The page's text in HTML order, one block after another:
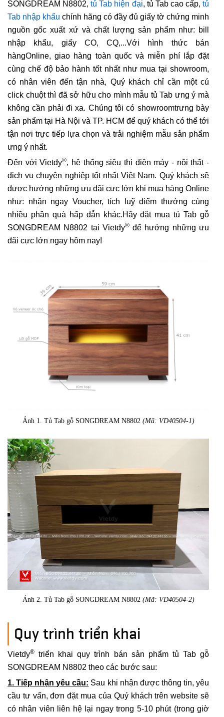
SONGDREAM N8802,tủ Tab hiện đại, tủ Tab cao cấp,tủ
Tab nhập khẩu chính hãng có đầy đủ giấy tờ chứng minh
nguồn gốc xuất xứ và chất lượng sản phẩm như: bill
nhập khẩu, giấy CO, CQ,...Với hình thức bán
hàngOnline, giao hàng toàn quốc và miễn phí lắp đặt
cùng chế độ bảo hành tốt nhất như mua tại showroom,
có nhân viên đến tận nhà, Quý khách chỉ cần một cú
click chuột thì đã sở hữu cho mình mẫu tủ Tab ưng ý mà
không cần phải đi xa. Chúng tôi có showroomtrưng bày
sản phẩm tại Hà Nội và TP. HCM để quý khách có thể tới
tận nơi trực tiếp lựa chọn và trải nghiệm mẫu sản phẩm
ưng ý nhất.
Đến với Vietdy®, hệ thống siêu thị điện máy - nội thất -
dịch vụ chuyên nghiệp tốt nhất Việt Nam. Quý khách sẽ
được hưởng những ưu đãi cực lớn khi mua hàng Online
như: nhận ngay Voucher, tích luỹ điểm thưởng cùng
nhiều phần quà hấp dẫn khác.Hãy đặt mua tủ Tab gỗ
SONGDREAM N8802 tại Vietdy®để hưởng những ưu
đãi cực lớn ngay hôm nay!
Ảnh 1. Tủ Tab gỗ SONGDREAM N8802 (Mã: VD40504-1)
Ảnh 2. Tủ Tab gỗ SONGDREAM N8802 (Mã: VD40504-2)
Quy trình triển khai
Vietdy® triển khai quy trình bán sản phẩm tủ Tab gỗ
SONGDREAM N8802 theo các bước sau:
1. Tiếp nhận yêu cầu: Sau khi nhận được thông tin, yêu
cầu tư vấn, đơn đặt mua của Quý khách trên website sẽ
có nhân viên liên hệ lại ngay trong 5-10 phút (trong giờ